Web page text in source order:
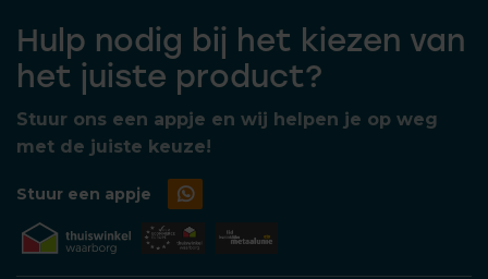
Hulp nodig bij het kiezen van
het juiste product?
Stuur ons een appje en wij helpen je op weg
met de juiste keuze!
Stuur een appje